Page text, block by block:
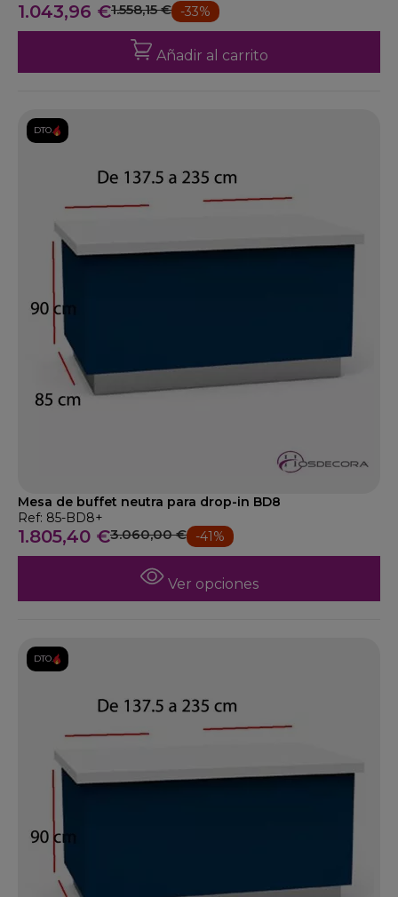
1.043,96 €1.558,15 € -33%
Añadir al carrito
DTO.
Mesa de buffet neutra para drop-in BD8
Ref: 85-BD8+
1.805,40 €3.060,00 € -41%
Ver opciones
DTO.